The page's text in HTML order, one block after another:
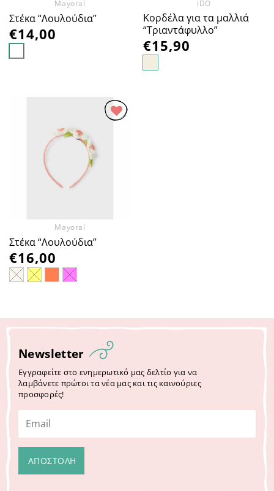
Mayoral
Στέκα “Λουλούδια”
€14,00
iDO
Κορδέλα για τα μαλλιά
“Τριαντάφυλλο”
€15,90
Αγαπημένα
Mayoral
Στέκα “Λουλούδια”
€16,00
Newsletter
Εγγραφείτε στο ενημερωτικό μας δελτίο για να
λαμβάνετε πρώτοι τα νέα μας και τις καινούριες
προσφορές!